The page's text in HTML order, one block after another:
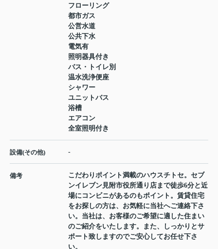
フローリング
都市ガス
公営水道
公共下水
電気有
照明器具付き
バス・トイレ別
温水洗浄便座
シャワー
ユニットバス
浴槽
エアコン
全室照明付き
設備(その他) -
備考
こだわりポイント満載のハウスチトセ。セブ
ンイレブン見附市役所通り店まで徒歩6分と近
場にコンビニがあるのもポイント。賃貸住宅
をお探しの方は、お気軽に当社へご連絡下さ
い。当社は、お客様のご希望に適した住まい
のご紹介をいたします。また、しっかりとサ
ポート致しますのでご安心してお任せ下さ
い。